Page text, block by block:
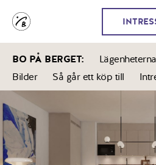
BO PÅ BERGET: Lägenheterna
Bilder
Så går ett köp till